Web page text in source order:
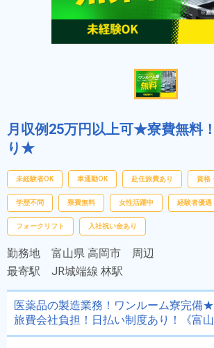
月収例25万円以上可★寮費無料
り★
未経験者OK 車通勤OK 赴任旅費あり 資格
学歴不問 寮費無料 女性活躍中 経験者優遇
フォークリフト 入社祝い金あり
勤務地 富山県 高岡市 周辺
最寄駅 JR城端線 林駅
医薬品の製造業務！ワンルーム寮完備
旅費会社負担！日払い制度あり！《富山